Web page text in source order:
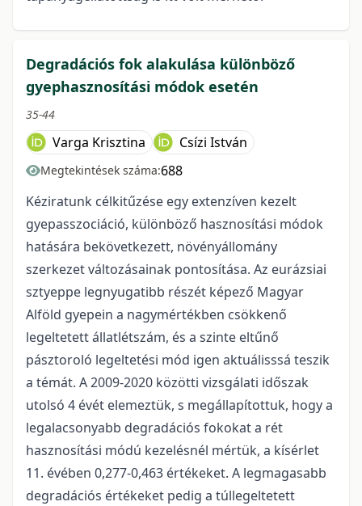
Degradációs fok alakulása különböző
gyephasznosítási módok esetén
35-44
Varga Krisztina Csízi István
Megtekintések száma:688
Kéziratunk célkitűzése egy extenzíven kezelt
gyepasszociáció, különböző hasznosítási módok
hatására bekövetkezett, növényállomány
szerkezet változásainak pontosítása. Az eurázsiai
sztyeppe legnyugatibb részét képező Magyar
Alföld gyepein a nagymértékben csökkenő
legeltetett állatlétszám, és a szinte eltűnő
pásztoroló legeltetési mód igen aktuálisssá teszik
a témát. A 2009-2020 közötti vizsgálati időszak
utolsó 4 évét elemeztük, s megállapítottuk, hogy a
legalacsonyabb degradációs fokokat a rét
hasznosítási módú kezelésnél mértük, a kísérlet
11. évében 0,277-0,463 értékeket. A legmagasabb
degradációs értékeket pedig a túllegeltetett